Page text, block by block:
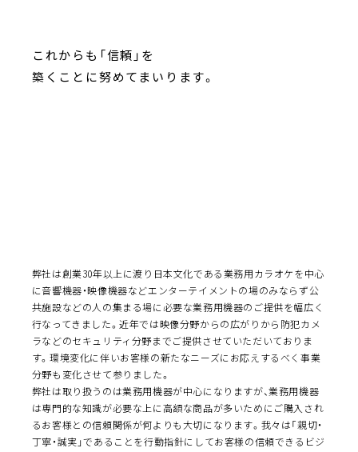
これからも「信頼」を
築くことに努めてまいります。
弊社は創業30年以上に渡り日本文化である業務用カラオケを中心
に音響機器・映像機器などエンターテイメントの場のみならず公
共施設などの人の集まる場に必要な業務用機器のご提供を幅広く
行なってきました。近年では映像分野からの広がりから防犯カメ
ラなどのセキュリティ分野までご提供させていただいておりま
す。環境変化に伴いお客様の新たなニーズにお応えするべく事業
分野も変化させて参りました。
弊社は取り扱うのは業務用機器が中心になりますが、業務用機器
は専門的な知識が必要な上に高額な商品が多いためにご購入され
るお客様との信頼関係が何よりも大切になります。我々は「親切・
丁寧・誠実」であることを行動指針にしてお客様の信頼できるビジ